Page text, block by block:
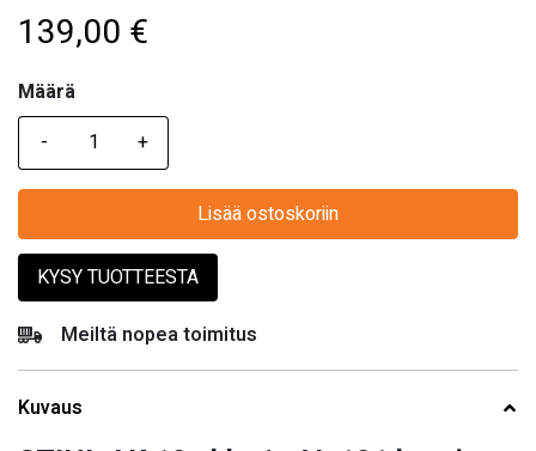
139,00 €
Määrä
Määrä
Lisää ostoskoriin
KYSY TUOTTEESTA
Meiltä nopea toimitus
Kuvaus